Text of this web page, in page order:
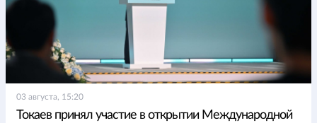
03 августа, 15:20
Токаев принял участие в открытии Международной